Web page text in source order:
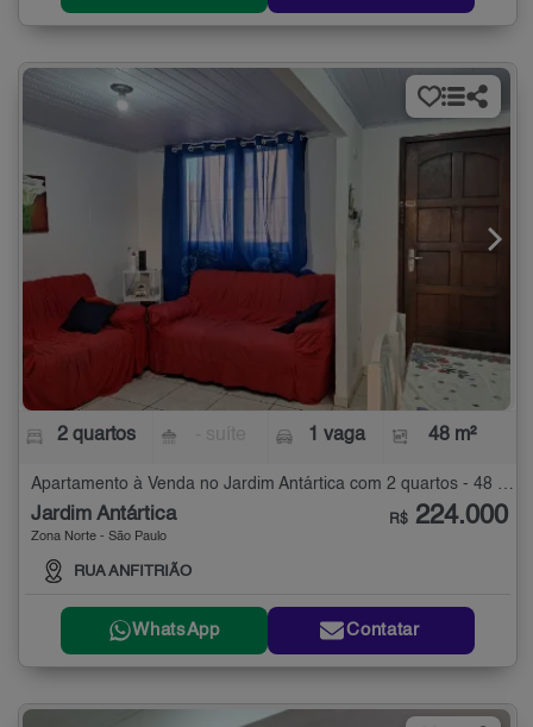
2 quartos 1 vaga 48 m²
Jardim Antártica
Zona Norte - São Paulo
RUA ANFITRIÃO
R$ 224.000
WhatsApp Contatar